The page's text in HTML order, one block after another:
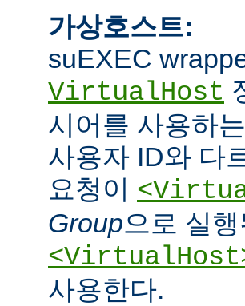
가상호스트:
suEXEC
VirtualHost
시어를 사용하
사용자 ID와 다
요청이
Group으로 실
사용한다.